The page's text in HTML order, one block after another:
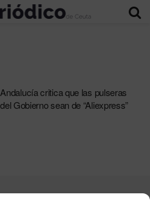
critica que las pulseras
Gobierno sean de “Aliexpress”